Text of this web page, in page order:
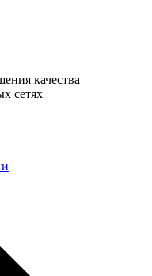
качества
сетях